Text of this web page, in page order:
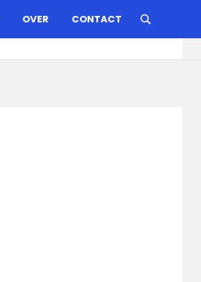
OVER CONTACT